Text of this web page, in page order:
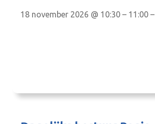
18 november 2026 @ 10:30 – 11:00 –